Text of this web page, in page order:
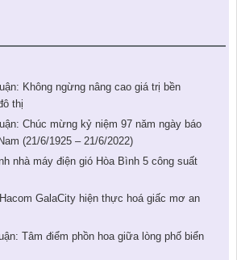
Không ngừng nâng cao giá trị bền
thị
Chúc mừng kỷ niệm 97 năm ngày báo
(21/6/1925 – 21/6/2022)
nhà máy điện gió Hòa Bình 5 công suất
GalaCity hiện thực hoá giấc mơ an
Tâm điểm phồn hoa giữa lòng phố biển